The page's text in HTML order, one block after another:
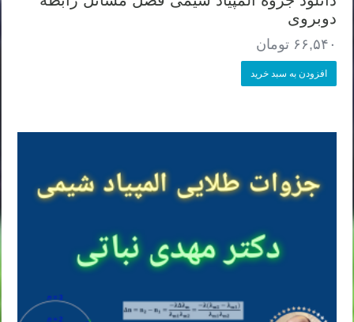
دوبروی
۶۶,۵۴۰ تومان
افزودن به سبد خرید